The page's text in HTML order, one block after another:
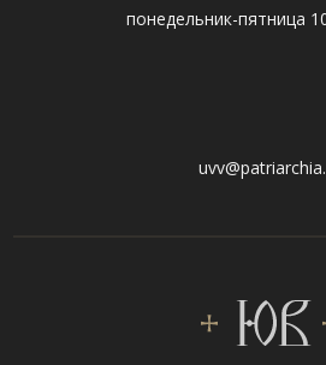
понедельник-пятница